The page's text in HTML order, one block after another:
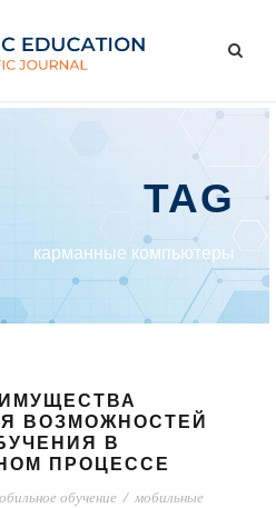
TAG
карманные компьютеры
ВОЗМОЖНОСТЕЙ
В
ПРОЦЕССЕ
обучение / мобильные